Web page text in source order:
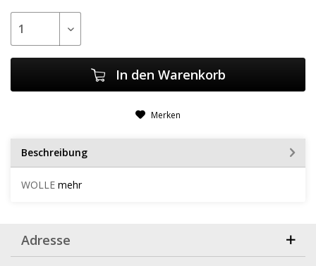
In den Warenkorb
Merken
Beschreibung
WOLLE mehr
Adresse